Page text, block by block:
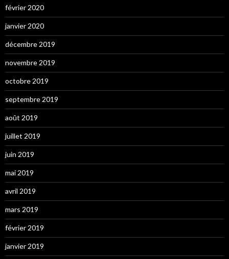
février 2020
janvier 2020
décembre 2019
novembre 2019
octobre 2019
septembre 2019
août 2019
juillet 2019
juin 2019
mai 2019
avril 2019
mars 2019
février 2019
janvier 2019